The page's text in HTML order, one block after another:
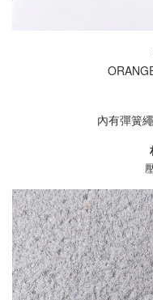
內有彈簧